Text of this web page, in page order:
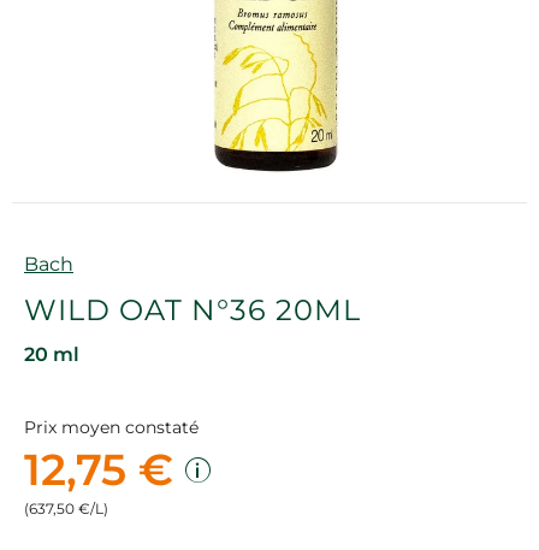
Marque
Bach
WILD OAT N°36 20ML
20 ml
Prix moyen constaté
12,75 €
(637,50 €/L)